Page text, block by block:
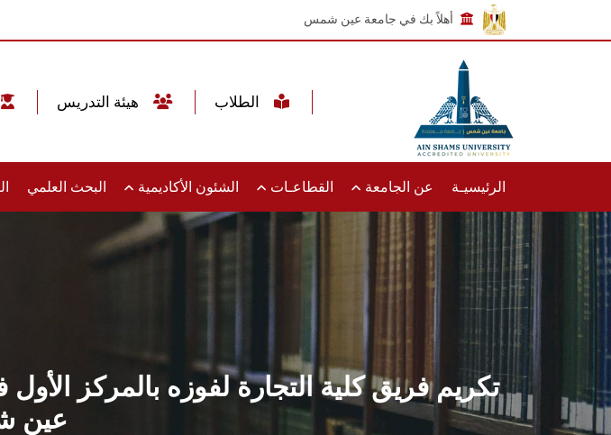
أهلاً بك في جامعة عين شمس
الرئيسيـة عن الجامعة القطاعـات الشئون الأكاديمية البحث العلمي
تكريم فريق كلية التجارة لفوزه بالمركز
عين